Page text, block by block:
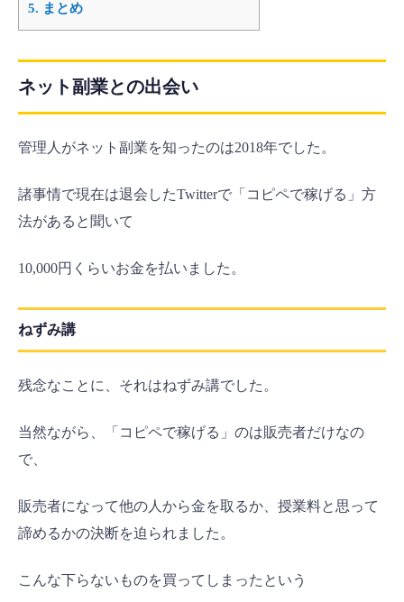
5. まとめ
ネット副業との出会い
管理人がネット副業を知ったのは2018年でした。
諸事情で現在は退会したTwitterで「コピペで稼げる」方
法があると聞いて
10,000円くらいお金を払いました。
ねずみ講
残念なことに、それはねずみ講でした。
当然ながら、「コピペで稼げる」のは販売者だけなの
で、
販売者になって他の人から金を取るか、授業料と思って
諦めるかの決断を迫られました。
こんな下らないものを買ってしまったという